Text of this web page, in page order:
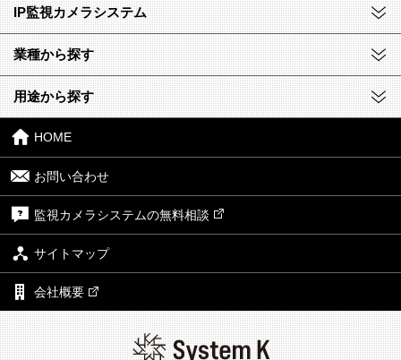
IP監視カメラシステム
業種から探す
用途から探す
HOME
お問い合わせ
監視カメラシステムの無料相談
サイトマップ
会社概要